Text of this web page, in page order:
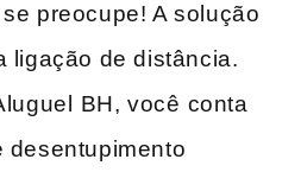
preocupe! A solução
ligação de distância.
BH, você⁢ conta
desentupimento⁢